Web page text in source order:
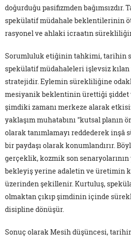
doğurduğu pasifizmden bağımsızdır.
spekülatif müdahale beklentilerinin
rasyonel ve ahlaki icraatın
Sorumluluk etiğinin tahkimi, tarihin
spekülatif müdahaleleri işlevsiz kılan
stratejidir. Eylemin sürekliliğine
mesiyanik beklentinin ürettiği şiddet
şimdiki zamanı merkeze alarak
yaklaşım muhatabını "kutsal planın
olarak tanımlamayı reddederek inşâ
bir paydaşı olarak konumlandırır.
gerçeklik, kozmik son senaryolarının
bekleyiş yerine adaletin ve üretimin
üzerinden şekillenir. Kurtuluş,
olmaktan çıkıp şimdinin içinde
disipline dönüşür.
Sonuç olarak Mesih düşüncesi,